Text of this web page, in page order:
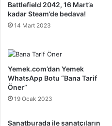
Battlefield 2042, 16 Mart’a
kadar Steam’de bedava!
14 Mart 2023
Yemek.com’dan Yemek
WhatsApp Botu “Bana Tarif
Öner”
19 Ocak 2023
Sanatburada ile sanatçıların